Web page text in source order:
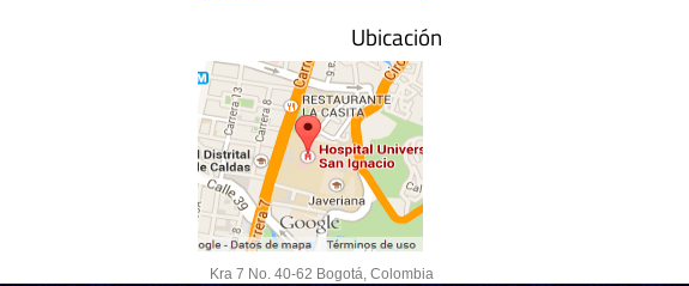
Ubicación
Kra 7 No. 40-62 Bogotá, Colombia